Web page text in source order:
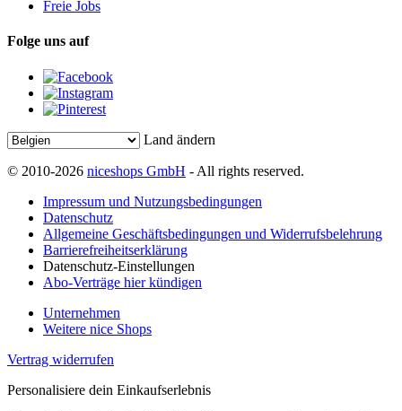
Freie Jobs
Folge uns auf
Land ändern
© 2010-2026 niceshops GmbH - All rights reserved.
Impressum und Nutzungsbedingungen
Datenschutz
Allgemeine Geschäftsbedingungen und Widerrufsbelehrung
Barrierefreiheitserklärung
Datenschutz-Einstellungen
Abo-Verträge hier kündigen
Unternehmen
Weitere nice Shops
Vertrag widerrufen
Personalisiere dein Einkaufserlebnis